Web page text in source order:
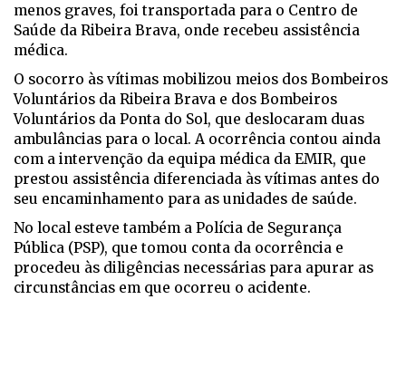
menos graves, foi transportada para o Centro de
Saúde da Ribeira Brava, onde recebeu assistência
médica.
O socorro às vítimas mobilizou meios dos Bombeiros
Voluntários da Ribeira Brava e dos Bombeiros
Voluntários da Ponta do Sol, que deslocaram duas
ambulâncias para o local. A ocorrência contou ainda
com a intervenção da equipa médica da EMIR, que
prestou assistência diferenciada às vítimas antes do
seu encaminhamento para as unidades de saúde.
No local esteve também a Polícia de Segurança
Pública (PSP), que tomou conta da ocorrência e
procedeu às diligências necessárias para apurar as
circunstâncias em que ocorreu o acidente.